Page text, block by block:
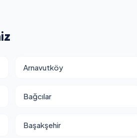
Arnavutköy
Bağcılar
Başakşehir